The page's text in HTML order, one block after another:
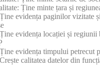
Ține minte țara și
evidența paginilor vizitate
evidența locației și regiunii
evidența timpului petrecut
calitatea datelor din